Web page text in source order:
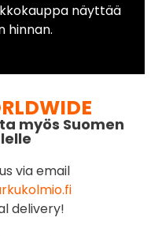
näyttää
hinnan.
myös Suomen
via email
delivery!